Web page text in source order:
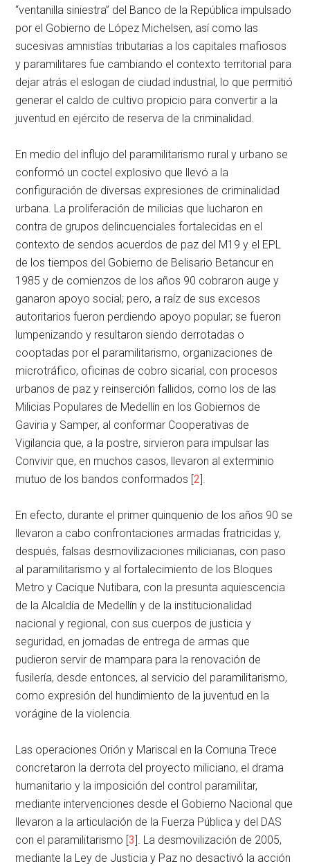
“ventanilla siniestra” del Banco de la República impulsado
por el Gobierno de López Michelsen, así como las
sucesivas amnistías tributarias a los capitales mafiosos
y paramilitares fue cambiando el contexto territorial para
dejar atrás el eslogan de ciudad industrial, lo que permitió
generar el caldo de cultivo propicio para convertir a la
juventud en ejército de reserva de la criminalidad.
En medio del influjo del paramilitarismo rural y urbano se
conformó un coctel explosivo que llevó a la
configuración de diversas expresiones de criminalidad
urbana. La proliferación de milicias que lucharon en
contra de grupos delincuenciales fortalecidas en el
contexto de sendos acuerdos de paz del M19 y el EPL
de los tiempos del Gobierno de Belisario Betancur en
1985 y de comienzos de los años 90 cobraron auge y
ganaron apoyo social; pero, a raíz de sus excesos
autoritarios fueron perdiendo apoyo popular; se fueron
lumpenizando y resultaron siendo derrotadas o
cooptadas por el paramilitarismo, organizaciones de
microtráfico, oficinas de cobro sicarial, con procesos
urbanos de paz y reinserción fallidos, como los de las
Milicias Populares de Medellín en los Gobiernos de
Gaviria y Samper, al conformar Cooperativas de
Vigilancia que, a la postre, sirvieron para impulsar las
Convivir que, en muchos casos, llevaron al exterminio
mutuo de los bandos conformados [2].
En efecto, durante el primer quinquenio de los años 90 se
llevaron a cabo confrontaciones armadas fratricidas y,
después, falsas desmovilizaciones milicianas, con paso
al paramilitarismo y al fortalecimiento de los Bloques
Metro y Cacique Nutibara, con la presunta aquiescencia
de la Alcaldía de Medellín y de la institucionalidad
nacional y regional, con sus cuerpos de justicia y
seguridad, en jornadas de entrega de armas que
pudieron servir de mampara para la renovación de
fusilería, desde entonces, al servicio del paramilitarismo,
como expresión del hundimiento de la juventud en la
vorágine de la violencia.
Las operaciones Orión y Mariscal en la Comuna Trece
concretaron la derrota del proyecto miliciano, el drama
humanitario y la imposición del control paramilitar,
mediante intervenciones desde el Gobierno Nacional que
llevaron a la articulación de la Fuerza Pública y del DAS
con el paramilitarismo [3]. La desmovilización de 2005,
mediante la Ley de Justicia y Paz no desactivó la acción